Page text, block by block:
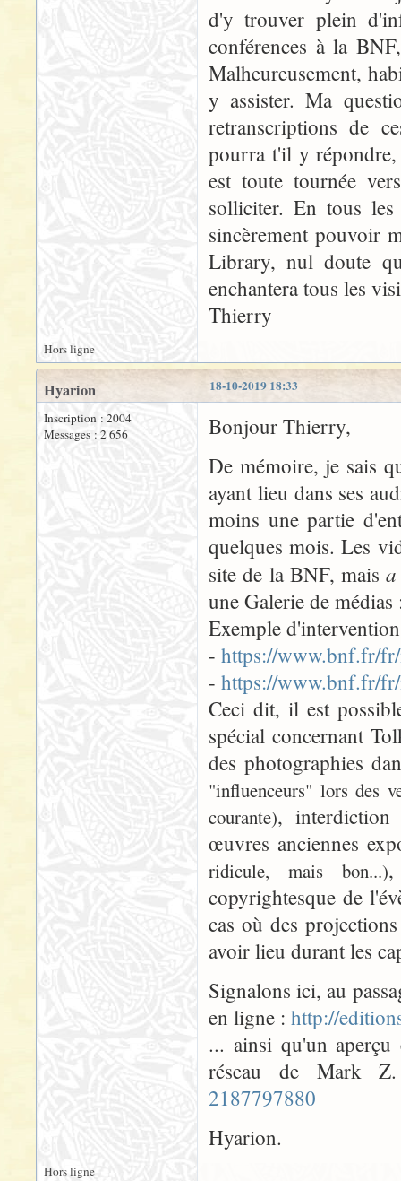
d'y trouver plein
conférences à la
Malheureusement,
y assister. Ma
retranscriptions de
pourra t'il y répondre,
est toute tournée
solliciter. En tous les
sincèrement pouvoir
Library, nul doute
enchantera tous les
Thierry
Hors ligne
18-10-2019 18:33
Hyarion
Inscription : 2004
Messages : 2 656
Bonjour Thierry,
De mémoire, je sais
ayant lieu dans ses
moins une partie
quelques mois. Les
site de la BNF, mais
une Galerie de
Exemple
- https://www.bnf.fr/
- https://www.bnf.fr/
Ceci dit, il est
spécial concernant
des photographies
"influenceurs" lors des
courante),
œuvres anciennes
ridicule, mais bon...),
copyrightesque de
cas où des
avoir lieu durant les
Signalons ici, au
en ligne : http://
... ainsi qu'un
réseau de Mark
2187797880
Hyarion.
Hors ligne